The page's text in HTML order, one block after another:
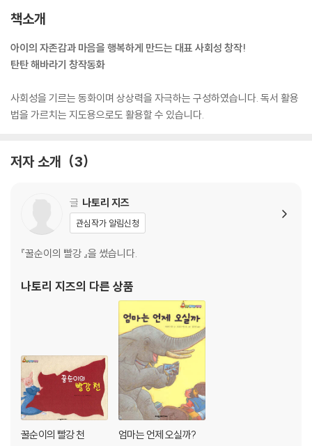
책소개
아이의 자존감과 마음을 행복하게 만드는 대표 사회성 창작!
탄탄 해바라기 창작동화
사회성을 기르는 동화이며 상상력을 자극하는 구성하였습니다. 독서 활용
법을 가르치는 지도용으로도 활용할 수 있습니다.
저자 소개 3
글 나토리 지즈
관심작가 알림신청
『꿀순이의 빨강 』을 썼습니다.
나토리 지즈의 다른 상품
꿀순이의 빨강 천 엄마는 언제 오실까?